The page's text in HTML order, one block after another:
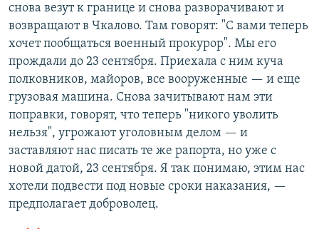
снова везут к границе и снова разворачивают и
возвращают в Чкалово. Там говорят: "С вами теперь
хочет пообщаться военный прокурор". Мы его
прождали до 23 сентября. Приехала с ним куча
полковников, майоров, все вооруженные — и еще
грузовая машина. Снова зачитывают нам эти
поправки, говорят, что теперь "никого уволить
нельзя", угрожают уголовным делом — и
заставляют нас писать те же рапорта, но уже с
новой датой, 23 сентября. Я так понимаю, этим нас
хотели подвести под новые сроки наказания, —
предполагает доброволец.